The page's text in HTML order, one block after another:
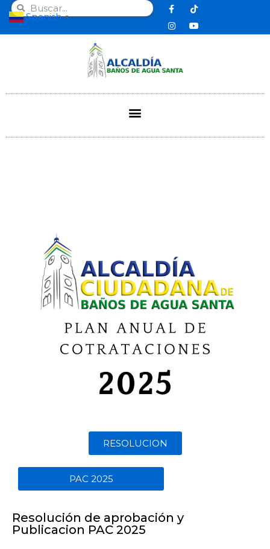
RESOLUCION
PAC 2025
Resolución de aprobación y
Publicacion PAC 2025
Spanish ▼